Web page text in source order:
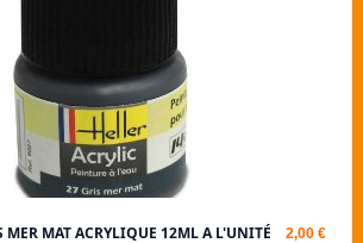
MER MAT ACRYLIQUE 12ML A L'UNITÉ 2,00 €